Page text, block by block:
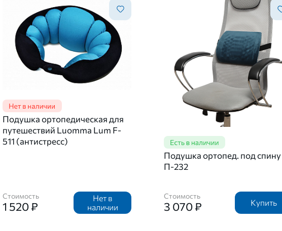
Подушка ортопедическая для
путешествий Luomma Lum F-
511 (антистресс)
Стоимость
1 520 ₽
Нет в
наличии
Подушка ортопед. под спину
П-232
Стоимость
3 070 ₽ Купить